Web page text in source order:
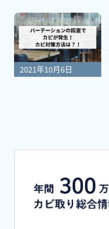
2021年10月6日